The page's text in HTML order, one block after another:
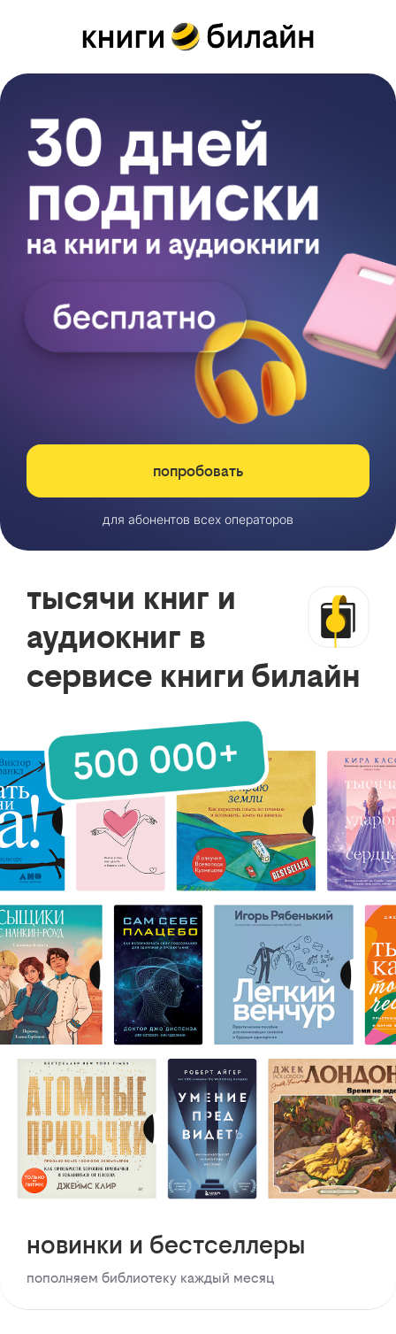
попробовать
для абонентов всех операторов
тысячи книг и
аудиокниг в
сервисе книги билайн
новинки и бестселлеры
пополняем библиотеку каждый месяц